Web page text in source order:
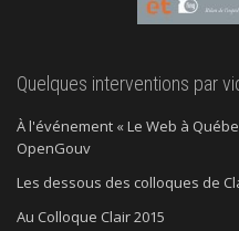
Quelques interventions par
À l'événement « Le Web à
OpenGouv
Les dessous des colloques de
Au Colloque Clair 2015